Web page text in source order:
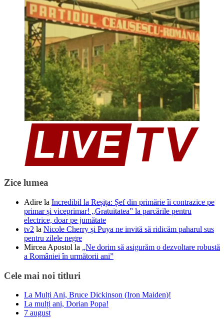
Zice lumea
Adire la Incredibil la Reșița: Șef din primărie îi contrazice pe
primar și viceprimar! „Gratuitatea” la parcările pentru
electrice, doar pe jumătate
tv2 la Nicole Cherry și Puya ne invită să ridicăm paharul sus
pentru zilele negre
Mircea Apostol la „Ne dorim să asigurăm o dezvoltare robustă
a României în următorii ani”
Cele mai noi titluri
La Mulți Ani, Bruce Dickinson (Iron Maiden)!
La mulți ani, Dorian Popa!
7 august